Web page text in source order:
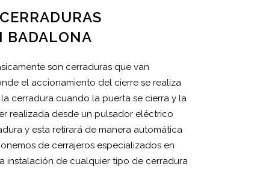
BADALONA
son cerraduras que van
el accionamiento del cierre se realiza
cerradura cuando la puerta se cierra y la
realizada desde un pulsador eléctrico
y esta retirará de manera automática
de cerrajeros especializados en
instalación de cualquier tipo de cerradura